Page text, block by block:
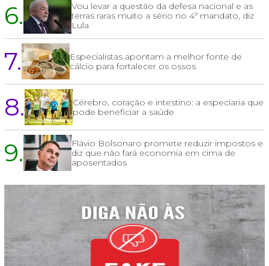
6.
Vou levar a questão da defesa nacional e as
terras raras muito a sério no 4º mandato, diz
Lula
7.
Especialistas apontam a melhor fonte de
cálcio para fortalecer os ossos
8.
Cérebro, coração e intestino: a especiaria que
pode beneficiar a saúde
9.
Flávio Bolsonaro promete reduzir impostos e
diz que não fará economia em cima de
aposentados